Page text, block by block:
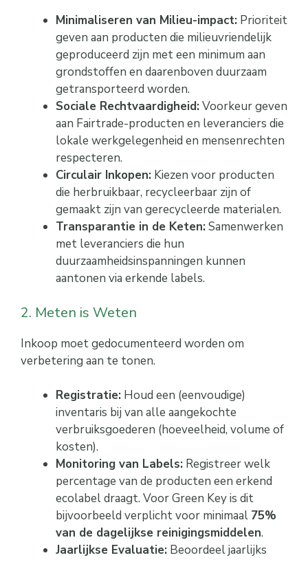
Minimaliseren van Milieu-impact: Prioriteit
geven aan producten die milieuvriendelijk
geproduceerd zijn met een minimum aan
grondstoffen en daarenboven duurzaam
getransporteerd worden.
Sociale Rechtvaardigheid:Voorkeur geven
aan Fairtrade-producten en leveranciers die
lokale werkgelegenheid en mensenrechten
respecteren.
Circulair Inkopen: Kiezen voor producten
die herbruikbaar, recycleerbaar zijn of
gemaakt zijn van gerecycleerde materialen.
Transparantie in de Keten:Samenwerken
met leveranciers die hun
duurzaamheidsinspanningen kunnen
aantonen via erkende labels.
2. Meten is Weten
Inkoop moet gedocumenteerd worden om
verbetering aan te tonen.
Registratie: Houd een (eenvoudige)
inventaris bij van alle aangekochte
verbruiksgoederen (hoeveelheid, volume of
kosten).
Monitoring van Labels: Registreer welk
percentage van de producten een erkend
ecolabel draagt. Voor Green Key is dit
bijvoorbeeld verplicht voor minimaal 75%
van de dagelijkse reinigingsmiddelen.
Jaarlijkse Evaluatie: Beoordeel jaarlijks